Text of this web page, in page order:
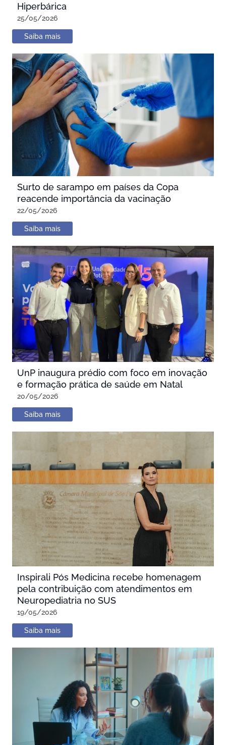
Hiperbárica
25/05/2026
Saiba mais
Surto de sarampo em países da Copa
reacende importância da vacinação
22/05/2026
Saiba mais
UnP inaugura prédio com foco em inovação
e formação prática de saúde em Natal
20/05/2026
Saiba mais
Inspirali Pós Medicina recebe homenagem
pela contribuição com atendimentos em
Neuropediatria no SUS
19/05/2026
Saiba mais